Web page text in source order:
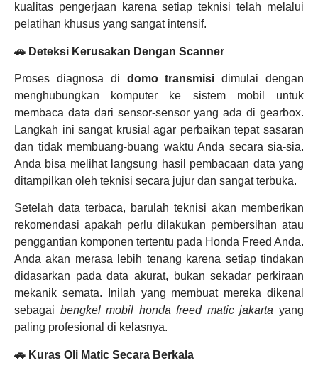
kualitas pengerjaan karena setiap teknisi telah melalui
pelatihan khusus yang sangat intensif.
🚗 Deteksi Kerusakan Dengan Scanner
Proses diagnosa di domo transmisi dimulai dengan
menghubungkan komputer ke sistem mobil untuk
membaca data dari sensor-sensor yang ada di gearbox.
Langkah ini sangat krusial agar perbaikan tepat sasaran
dan tidak membuang-buang waktu Anda secara sia-sia.
Anda bisa melihat langsung hasil pembacaan data yang
ditampilkan oleh teknisi secara jujur dan sangat terbuka.
Setelah data terbaca, barulah teknisi akan memberikan
rekomendasi apakah perlu dilakukan pembersihan atau
penggantian komponen tertentu pada Honda Freed Anda.
Anda akan merasa lebih tenang karena setiap tindakan
didasarkan pada data akurat, bukan sekadar perkiraan
mekanik semata. Inilah yang membuat mereka dikenal
sebagai bengkel mobil honda freed matic jakarta yang
paling profesional di kelasnya.
🚗 Kuras Oli Matic Secara Berkala